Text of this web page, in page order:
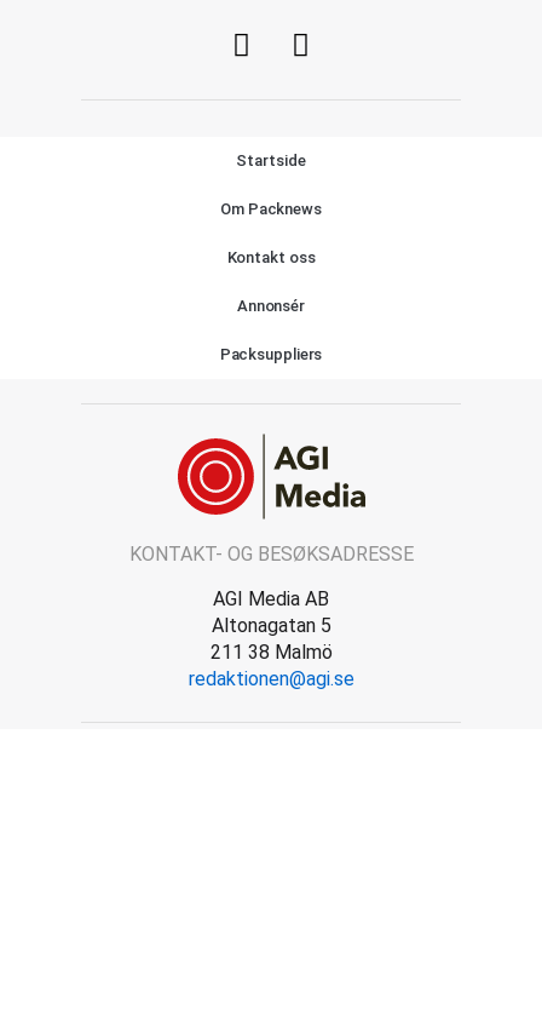
Startside
Om Packnews
Kontakt oss
Annonsér
Packsuppliers
KONTAKT- OG BESØKSADRESSE
AGI Media AB
Altonagatan 5
211 38 Malmö
redaktionen@agi.se